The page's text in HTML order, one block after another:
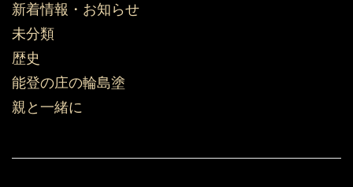
新着情報・お知らせ
未分類
歴史
能登の庄の輪島塗
親と一緒に